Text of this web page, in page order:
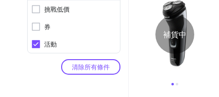
挑戰低價
券
活動
清除所有條件
補貨中